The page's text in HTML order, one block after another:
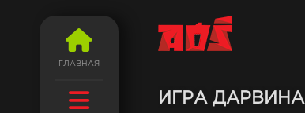
ГЛАВНАЯ
ИГРА ДАРВИНА